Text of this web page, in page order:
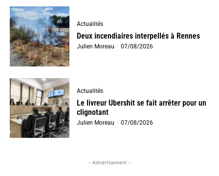
Actualités
Deux incendiaires interpellés à Rennes
Julien Moreau - 07/08/2026
Actualités
Le livreur Ubershit se fait arrêter pour un
clignotant
Julien Moreau - 07/08/2026
- Advertisement -